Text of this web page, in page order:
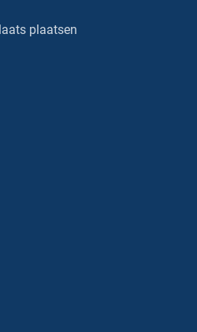
plaatsen